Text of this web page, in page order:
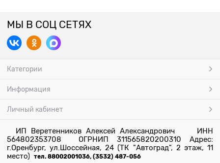
МЫ В СОЦ СЕТЯХ
Категории
Информация
Личный кабинет
ИП Веретенников Алексей Александрович ИНН
564802353708 ОГРНИП 311565820200310 Адрес:
г.Оренбург, ул.Шоссейная, 24 (ТК "Автоград", 2 этаж, 11
место) тел. 88002001036, (3532) 487-056